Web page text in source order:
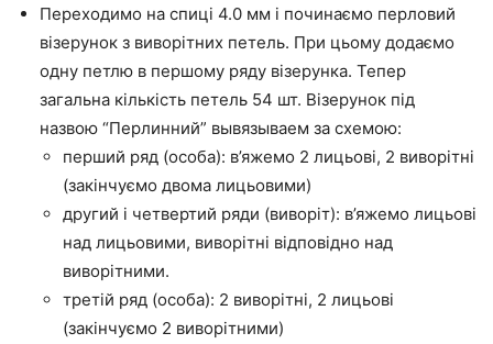
Переходимо на спиці 4.0 мм і починаємо перловий
візерунок з виворітних петель. При цьому додаємо
одну петлю в першому ряду візерунка. Тепер
загальна кількість петель 54 шт. Візерунок під
назвою “Перлинний” вывязываем за схемою:
перший ряд (особа): в’яжемо 2 лицьові, 2 виворітні
(закінчуємо двома лицьовими)
другий і четвертий ряди (виворіт): в’яжемо лицьові
над лицьовими, виворітні відповідно над
виворітними.
третій ряд (особа): 2 виворітні, 2 лицьові
(закінчуємо 2 виворітними)